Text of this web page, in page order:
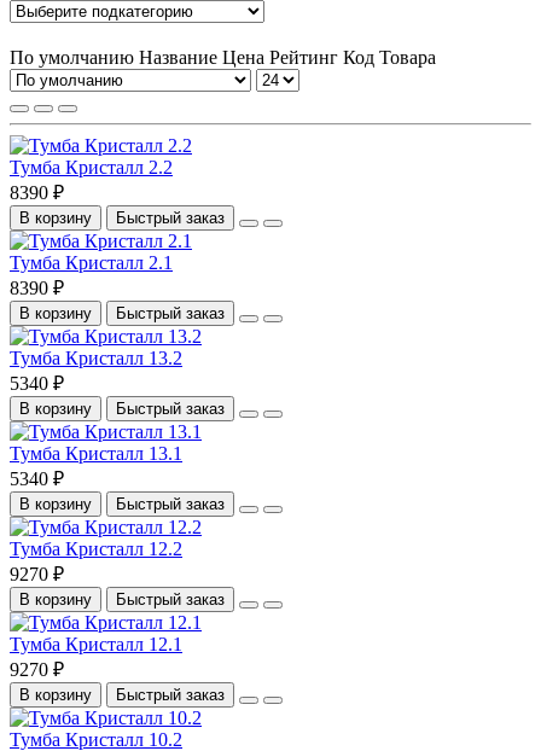
По умолчанию Название Цена Рейтинг Код Товара
Тумба Кристалл 2.2
8390 ₽
В корзину Быстрый заказ
Тумба Кристалл 2.1
8390 ₽
В корзину Быстрый заказ
Тумба Кристалл 13.2
5340 ₽
В корзину Быстрый заказ
Тумба Кристалл 13.1
5340 ₽
В корзину Быстрый заказ
Тумба Кристалл 12.2
9270 ₽
В корзину Быстрый заказ
Тумба Кристалл 12.1
9270 ₽
В корзину Быстрый заказ
Тумба Кристалл 10.2